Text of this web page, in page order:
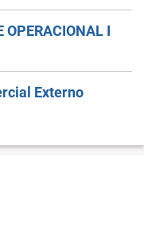
OPERACIONAL I
Externo